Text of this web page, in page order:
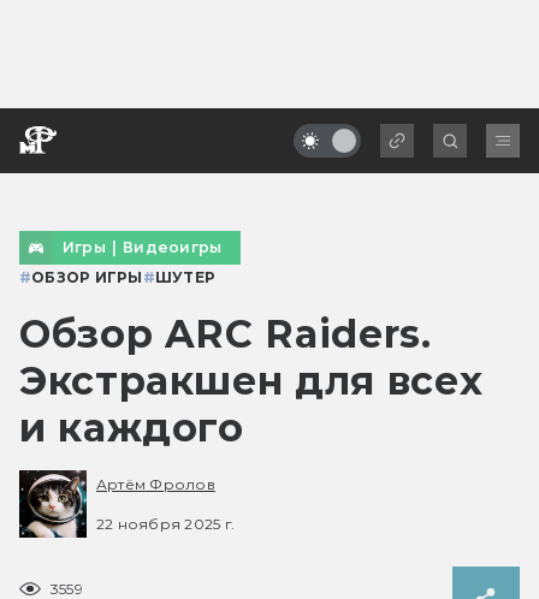
Игры | Видеоигры
#ОБЗОР ИГРЫ #ШУТЕР
Обзор ARC Raiders.
Экстракшен для всех
и каждого
Артём Фролов
22 ноября 2025 г.
3559